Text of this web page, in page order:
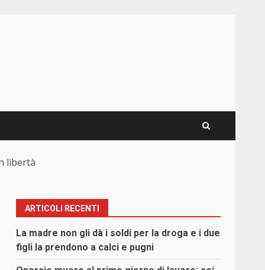
libertà
ARTICOLI RECENTI
La madre non gli dà i soldi per la droga e i due
figli la prendono a calci e pugni